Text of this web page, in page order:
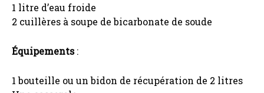
1 litre d’eau froide
2 cuillères à soupe de bicarbonate de soude
Équipements:
1 bouteille ou un bidon de récupération de 2 litres